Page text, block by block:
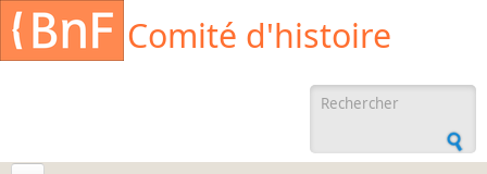
Aller au contenu principal
Comité d'histoire
recherche
Cookies management panel